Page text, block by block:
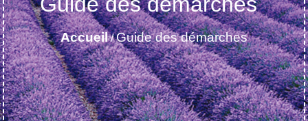
Accueil/Guide des démarches